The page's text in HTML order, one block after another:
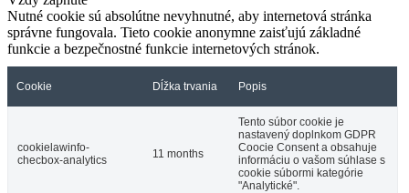
Nutné cookie sú absolútne nevyhnutné, aby internetová stránka
správne fungovala. Tieto cookie anonymne zaisťujú základné
funkcie a bezpečnostné funkcie internetových stránok.
Cookie Dĺžka trvania Popis
cookielawinfo-
checbox-analytics
11 months
Tento súbor cookie je
nastavený doplnkom GDPR
Coocie Consent a obsahuje
informáciu o vašom súhlase s
cookie súbormi kategórie
"Analytické".